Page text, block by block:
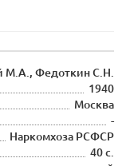
М.А., Федоткин С.Н.
1940
Москва
-
Наркомхоза РСФСР
40 с.